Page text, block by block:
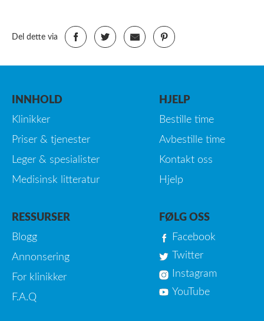
Del dette via
INNHOLD
Klinikker
Priser & tjenester
Leger & spesialister
Medisinsk litteratur
HJELP
Bestille time
Avbestille time
Kontakt oss
Hjelp
RESSURSER
Blogg
Annonsering
For klinikker
F.A.Q
FØLG OSS
Facebook
Twitter
Instagram
YouTube